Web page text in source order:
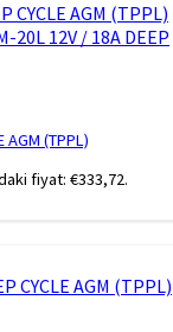
AGM (TPPL)
fiyat: €333,72.